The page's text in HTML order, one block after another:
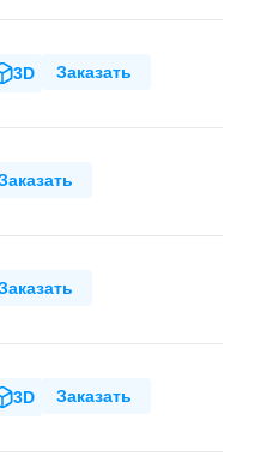
3D Заказать
3D Заказать